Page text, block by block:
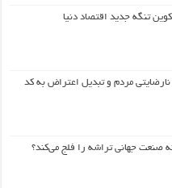
تنگه جدید اقتصاد دنیا
مردم و تبدیل اعتراض به کد
صنعت جهانی تراشه را فلج می‌کند؟